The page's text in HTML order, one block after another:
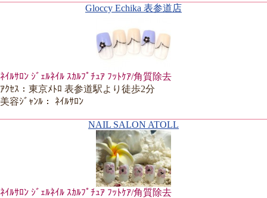
Gloccy Echika 表参道店
ﾈｲﾙｻﾛﾝ ｼﾞｪﾙﾈｲﾙ ｽｶﾙﾌﾟﾁｭｱ ﾌｯﾄｹｱ/角質除去
ｱｸｾｽ：東京ﾒﾄﾛ 表参道駅より徒歩2分
美容ｼﾞｬﾝﾙ： ﾈｲﾙｻﾛﾝ
NAIL SALON ATOLL
ﾈｲﾙｻﾛﾝ ｼﾞｪﾙﾈｲﾙ ｽｶﾙﾌﾟﾁｭｱ ﾌｯﾄｹｱ/角質除去